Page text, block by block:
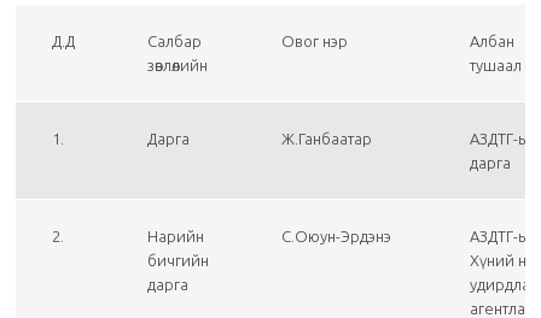
Д.Д
Салбар
зөвлөлийн
Овог нэр
Албан
тушаал
1. Дарга Ж.Ганбаатар
АЗДТГ-ын
дарга
2.
Нарийн
бичгийн
дарга
С.Оюун-Эрдэнэ
АЗДТГ-ын
Хүний
агентлаг